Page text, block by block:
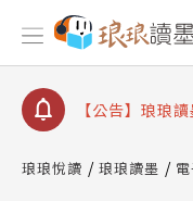
【公告】8/10
【公告】琅琅
【公告】琅琅
請圖文教學
琅琅悅讀 琅琅讀墨